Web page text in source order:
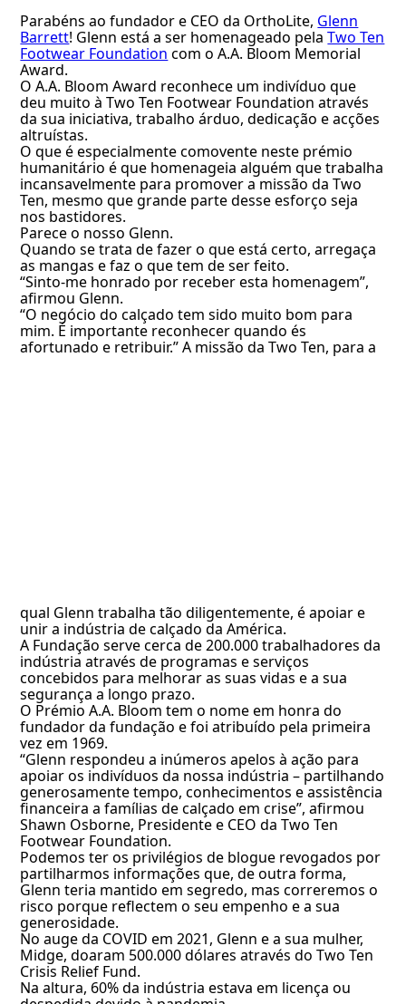
Parabéns ao fundador e CEO da OrthoLite, Glenn
Barrett! Glenn está a ser homenageado pelaTwo Ten
Footwear Foundation com o A.A. Bloom Memorial
Award.
O A.A. Bloom Award reconhece um indivíduo que
deu muito à Two Ten Footwear Foundation através
da sua iniciativa, trabalho árduo, dedicação e acções
altruístas.
O que é especialmente comovente neste prémio
humanitário é que homenageia alguém que trabalha
incansavelmente para promover a missão da Two
Ten, mesmo que grande parte desse esforço seja
nos bastidores.
Parece o nosso Glenn.
Quando se trata de fazer o que está certo, arregaça
as mangas e faz o que tem de ser feito.
“Sinto-me honrado por receber esta homenagem”,
afirmou Glenn.
“O negócio do calçado tem sido muito bom para
mim. É importante reconhecer quando és
afortunado e retribuir.”A missão da Two Ten, para a
qual Glenn trabalha tão diligentemente, é apoiar e
unir a indústria de calçado da América.
A Fundação serve cerca de 200.000 trabalhadores da
indústria através de programas e serviços
concebidos para melhorar as suas vidas e a sua
segurança a longo prazo.
O Prémio A.A. Bloom tem o nome em honra do
fundador da fundação e foi atribuído pela primeira
vez em 1969.
“Glenn respondeu a inúmeros apelos à ação para
apoiar os indivíduos da nossa indústria – partilhando
generosamente tempo, conhecimentos e assistência
financeira a famílias de calçado em crise”, afirmou
Shawn Osborne, Presidente e CEO da Two Ten
Footwear Foundation.
Podemos ter os privilégios de blogue revogados por
partilharmos informações que, de outra forma,
Glenn teria mantido em segredo, mas correremos o
risco porque reflectem o seu empenho e a sua
generosidade.
No auge da COVID em 2021, Glenn e a sua mulher,
Midge, doaram 500.000 dólares através do Two Ten
Crisis Relief Fund.
Na altura, 60% da indústria estava em licença ou